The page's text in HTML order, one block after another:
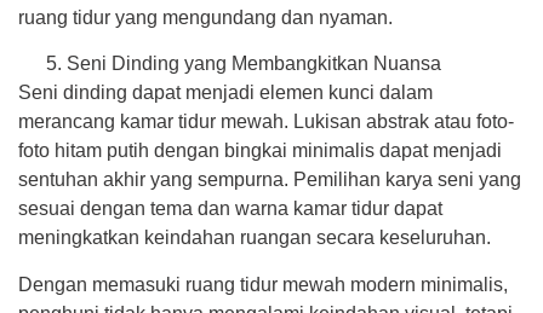
ruang tidur yang mengundang dan nyaman.
Seni Dinding yang Membangkitkan Nuansa
Seni dinding dapat menjadi elemen kunci dalam
merancang kamar tidur mewah. Lukisan abstrak atau foto-
foto hitam putih dengan bingkai minimalis dapat menjadi
sentuhan akhir yang sempurna. Pemilihan karya seni yang
sesuai dengan tema dan warna kamar tidur dapat
meningkatkan keindahan ruangan secara keseluruhan.
Dengan memasuki ruang tidur mewah modern minimalis,